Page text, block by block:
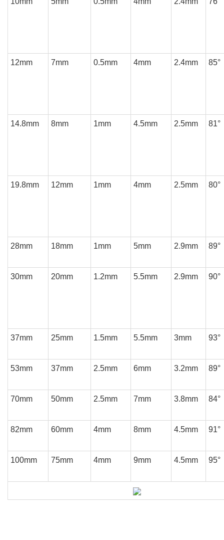
12mm 7mm 0.5mm 4mm 2.4mm 85°
14.8mm 8mm 1mm 4.5mm 2.5mm 81°
19.8mm 12mm 1mm 4mm 2.5mm 80°
28mm 18mm 1mm 5mm 2.9mm 89°
30mm 20mm 1.2mm 5.5mm 2.9mm 90°
37mm 25mm 1.5mm 5.5mm 3mm 93°
53mm 37mm 2.5mm 6mm 3.2mm 89°
70mm 50mm 2.5mm 7mm 3.8mm 84°
82mm 60mm 4mm 8mm 4.5mm 91°
100mm 75mm 4mm 9mm 4.5mm 95°